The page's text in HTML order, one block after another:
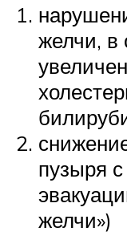
желчи, в
пузыря
желчи»)